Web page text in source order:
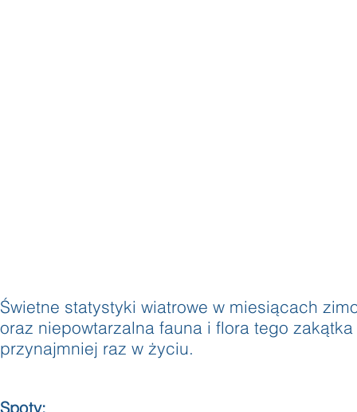
Świetne statystyki wiatrowe w miesiącach
oraz niepowtarzalna fauna i flora tego
przynajmniej raz w życiu.
Spoty: